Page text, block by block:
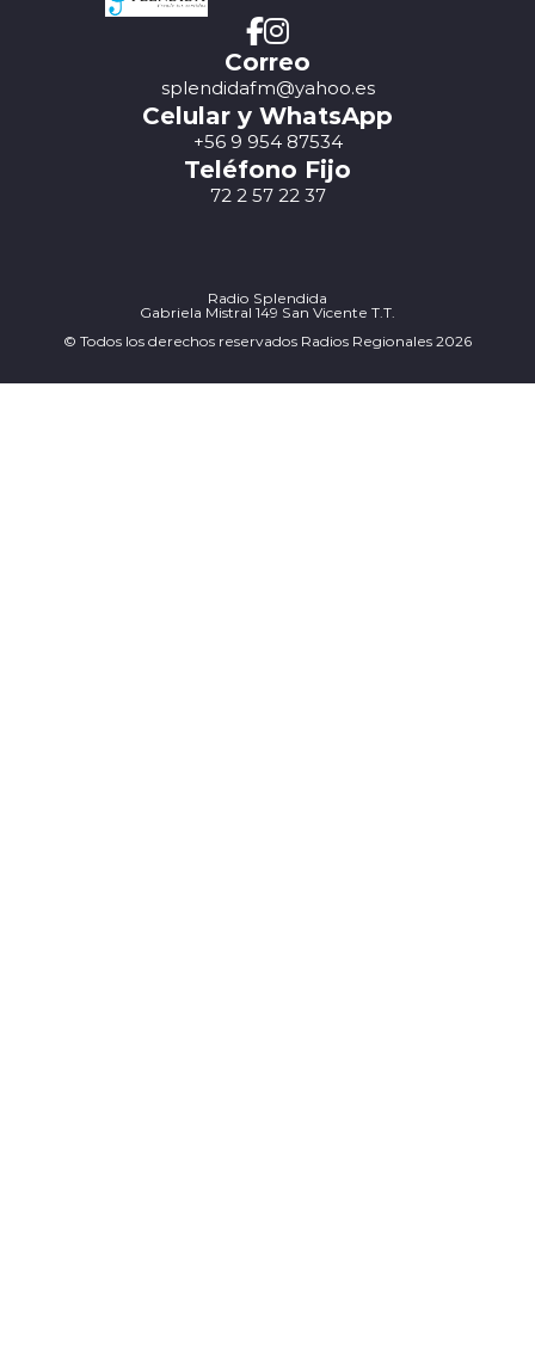
Correo
splendidafm@yahoo.es
Celular y WhatsApp
+56 9 954 87534
Teléfono Fijo
72 2 57 22 37
Radio Splendida
Gabriela Mistral 149 San Vicente T.T.
© Todos los derechos reservados Radios Regionales 2026